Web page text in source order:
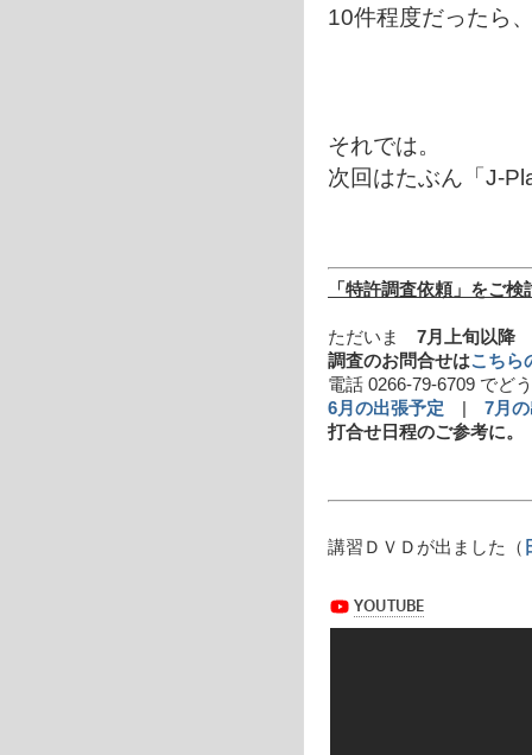
10件程度だったら
それでは。
次回はたぶん「J-
「特許調査依頼」をご
ただいま 7月上旬以降
調査のお問合せはこちら
電話 0266-79-6709 でど
6月の出張予定
7月
打合せ日程のご参考に。
講習ＤＶＤが出ました（